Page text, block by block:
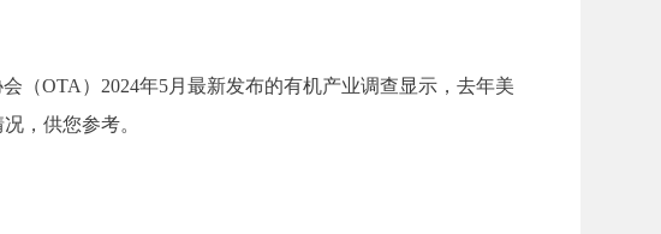
（OTA）2024年5月最新发布的有机产业调查显示，去年美
，供您参考。